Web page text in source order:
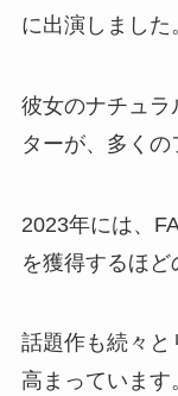
に出演しました
彼女のナチュラ
ターが、多くの
2023年には、
を獲得するほど
話題作も続々と
高まっています